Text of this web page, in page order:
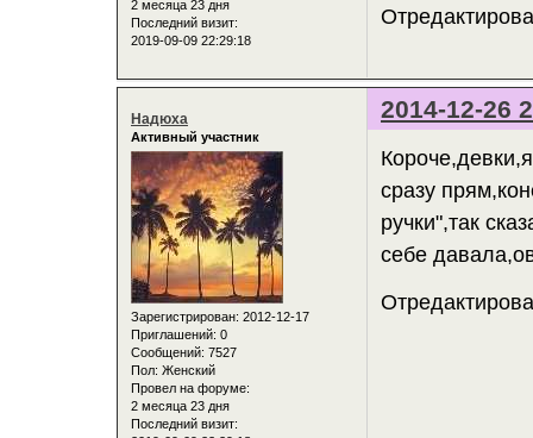
2 месяца 23 дня
Последний визит:
2019-09-09 22:29:18
2014-12-26
Надюха
Активный участник
Зарегистрирован: 2012-12-17
Приглашений: 0
Сообщений: 7527
Пол: Женский
Провел на форуме:
2 месяца 23 дня
Последний визит:
сразу
ручки",так
себе